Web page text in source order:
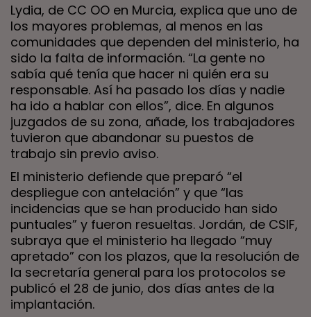
Lydia, de CC OO en Murcia, explica que uno de
los mayores problemas, al menos en las
comunidades que dependen del ministerio, ha
sido la falta de información. “La gente no
sabía qué tenía que hacer ni quién era su
responsable. Así ha pasado los días y nadie
ha ido a hablar con ellos”, dice. En algunos
juzgados de su zona, añade, los trabajadores
tuvieron que abandonar su puestos de
trabajo sin previo aviso.
El ministerio defiende que preparó “el
despliegue con antelación” y que “las
incidencias que se han producido han sido
puntuales” y fueron resueltas. Jordán, de CSIF,
subraya que el ministerio ha llegado “muy
apretado” con los plazos, que la resolución de
la secretaría general para los protocolos se
publicó el 28 de junio, dos días antes de la
implantación.